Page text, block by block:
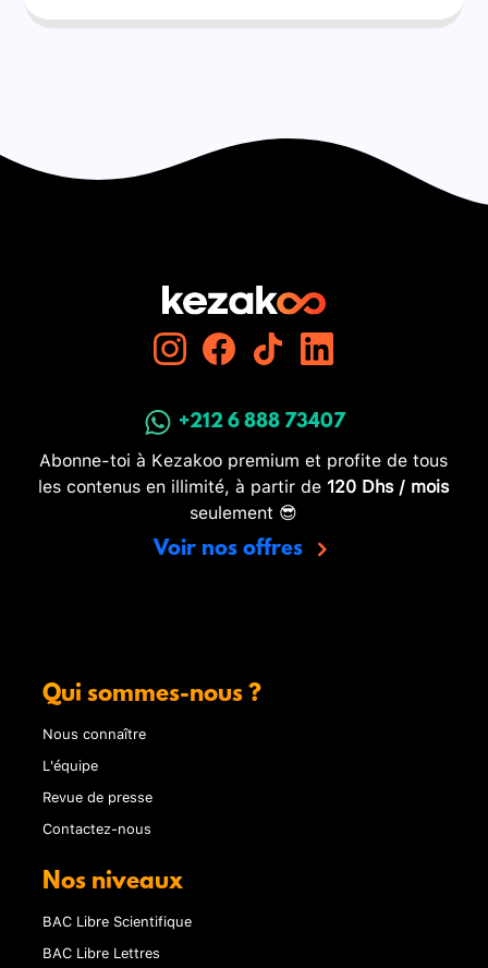
+212 6 888 73407
Abonne-toi à Kezakoo premium et profite de tous
les contenus en illimité, à partir de 120 Dhs / mois
seulement 😎
Voir nos offres
Qui sommes-nous ?
Nous connaître
L'équipe
Revue de presse
Contactez-nous
Nos niveaux
BAC Libre Scientifique
BAC Libre Lettres